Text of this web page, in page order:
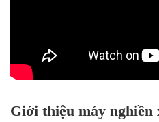
Giới thiệu máy nghiền